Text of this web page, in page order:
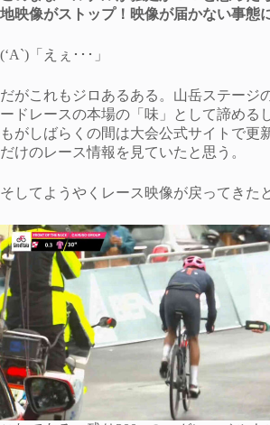
地映像がストップ！映像が届かない事態
(‘A`)「えぇ･･･」
だがこれもジロあるある。山岳ステージ
ードレースの本場の「味」として諦める
もがしばらくの間は大会公式サイトで更
だけのレース情報を見ていたと思う。
そしてようやくレース映像が戻ってきた